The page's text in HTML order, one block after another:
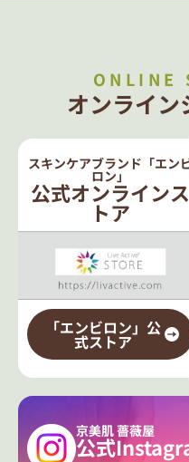
ONLINE
オンライン
スキンケアブランド「エン
ロン」
公式オンラインス
トア
「エンビロン」公
式ストア
京美肌 薔薇屋
公式